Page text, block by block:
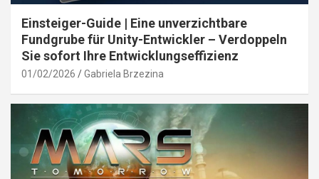
Einsteiger-Guide | Eine unverzichtbare
Fundgrube für Unity-Entwickler – Verdoppeln
Sie sofort Ihre Entwicklungseffizienz
01/02/2026 Gabriela Brzezina